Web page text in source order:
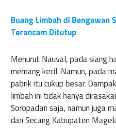
Buang Limbah di Bengawan
Terancam Ditutup
Menurut Nauval, pada siang
memang kecil. Namun, pada
pabrik itu cukup besar.
limbah ini tidak hanya
Soropadan saja, namun juga
dan Secang Kabupaten